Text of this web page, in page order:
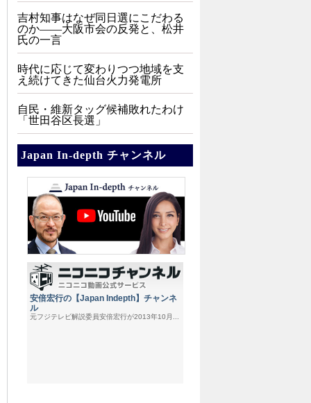
吉村知事はなぜ同日選にこだわる
のか――大阪市会の反発と、松井
氏の一言
時代に応じて変わりつつ地域を支
え続けてきた仙台火力発電所
自民・維新タッグ候補敗れたわけ
「世田谷区長選」
Japan In-depth チャンネル